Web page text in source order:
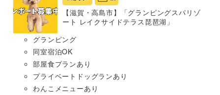
【滋賀・高島市】「グランピングスパリゾ
ート レイクサイドテラス琵琶湖」
グランピング
同室宿泊OK
部屋食プランあり
プライベートドッグランあり
わんこメニューあり